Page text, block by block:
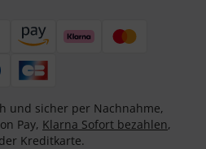
und sicher per Nachnahme,
Pay, Klarna Sofort bezahlen,
Kreditkarte.